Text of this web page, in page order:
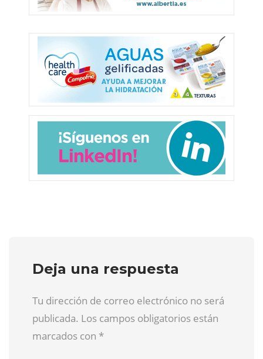
Deja una respuesta
Tu dirección de correo electrónico no será
publicada. Los campos obligatorios están
marcados con *